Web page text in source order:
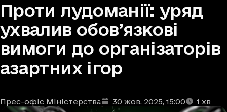
Проти лудоманії: уряд
ухвалив обов’язкові
вимоги до організаторів
азартних ігор
Автори
Прес-офіс Міністерства
Дата та час публікації: 30 жов. 2025, 15:00
Час читання: 1 хв